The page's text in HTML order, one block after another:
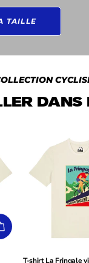
TAILLE
DANS
CHOISISSEZ LES
T-shirt La Fringale